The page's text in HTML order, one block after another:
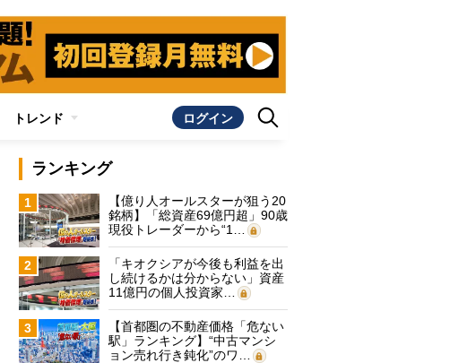
トレンド ログイン
ランキング
1
【億り人オールスターが狙う20
銘柄】「総資産69億円超」90歳
現役トレーダーから“1…
2
「キオクシアが今後も利益を出
し続けるかは分からない」資産
11億円の個人投資家…
3
【首都圏の不動産価格「危ない
駅」ランキング】“中古マンシ
ョン売れ行き鈍化”のワ…